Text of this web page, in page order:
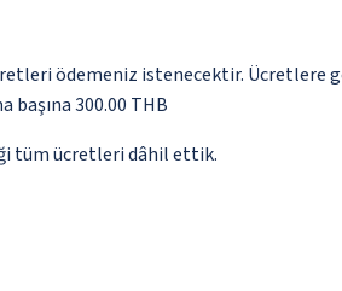
ödemeniz istenecektir. Ücretlere
300.00 THB
tüm ücretleri dâhil ettik.